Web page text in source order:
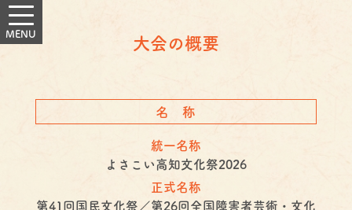
大会の概要
名 称
統一名称
よさこい高知文化祭2026
正式名称
第41回国民文化祭／第26回全国障害者芸術・文化